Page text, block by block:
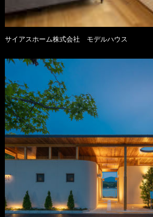
サイアスホーム株式会社 モデルハウス